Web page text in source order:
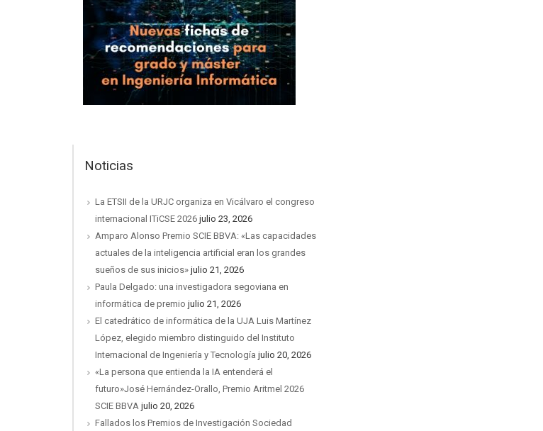
Noticias
La ETSII de la URJC organiza en Vicálvaro el congreso
internacional ITiCSE 2026 julio 23, 2026
Amparo Alonso Premio SCIE BBVA: «Las capacidades
actuales de la inteligencia artificial eran los grandes
sueños de sus inicios» julio 21, 2026
Paula Delgado: una investigadora segoviana en
informática de premio julio 21, 2026
El catedrático de informática de la UJA Luis Martínez
López, elegido miembro distinguido del Instituto
Internacional de Ingeniería y Tecnología julio 20, 2026
«La persona que entienda la IA entenderá el
futuro»José Hernández-Orallo, Premio Aritmel 2026
SCIE BBVA julio 20, 2026
Fallados los Premios de Investigación Sociedad